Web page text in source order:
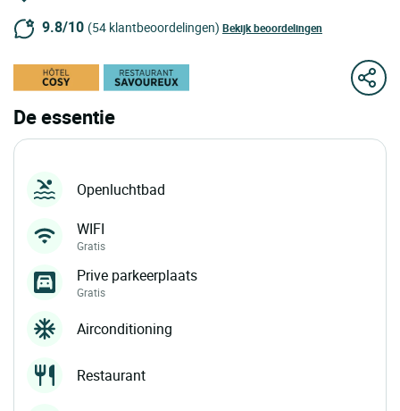
9.8/10 (54 klantbeoordelingen) Bekijk beoordelingen
De essentie
Openluchtbad
WIFI
Gratis
Prive parkeerplaats
Gratis
Airconditioning
Restaurant